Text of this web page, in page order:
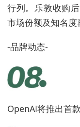
行列。乐敦收购
市场份额及知名度
-品牌动态-
OpenAI将推出首